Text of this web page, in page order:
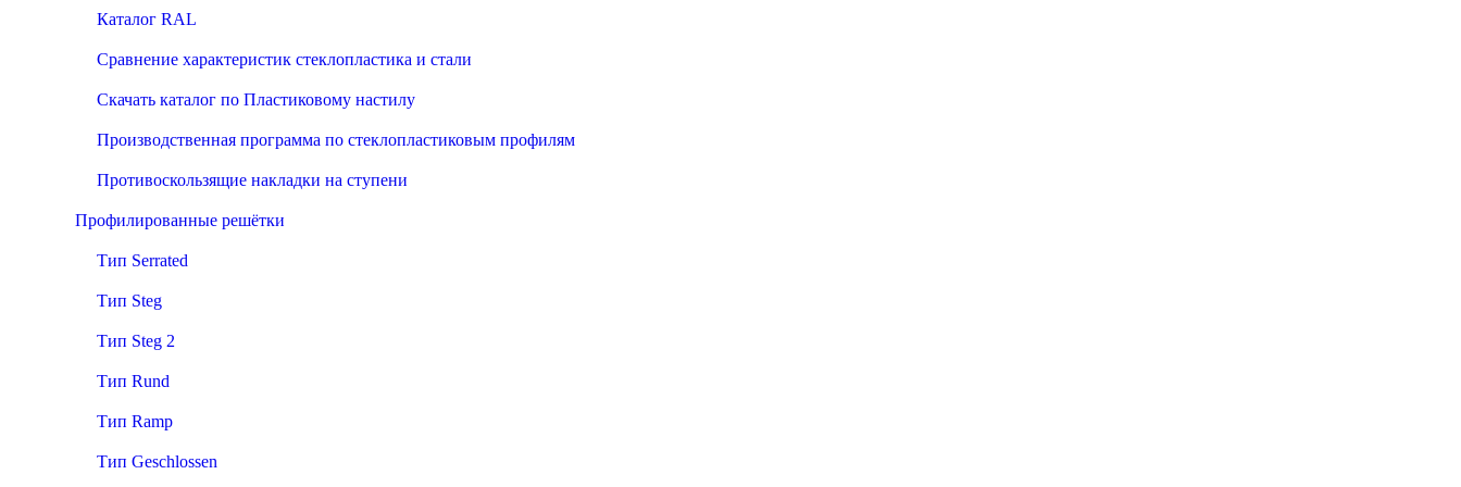
Каталог RAL
Сравнение характеристик стеклопластика и стали
Скачать каталог по Пластиковому настилу
Производственная программа по стеклопластиковым профилям
Противоскользящие накладки на ступени
Профилированные решётки
Тип Serrated
Тип Steg
Тип Steg 2
Тип Rund
Тип Ramp
Тип Geschlossen